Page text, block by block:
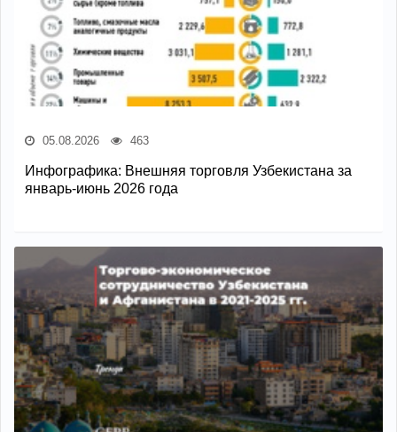
05.08.2026 463
Инфографика: Внешняя торговля Узбекистана за
январь-июнь 2026 года